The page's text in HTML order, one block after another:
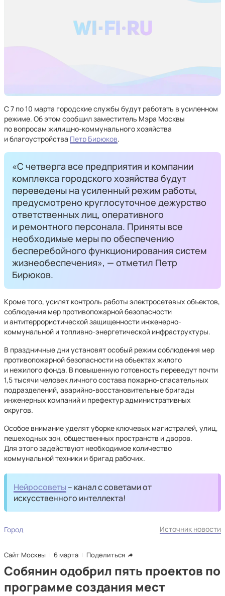
С 7 по 10 марта городские службы будут работать в усиленном
режиме. Об этом сообщил заместитель Мэра Москвы
по вопросам жилищно-коммунального хозяйства
и благоустройства Петр Бирюков.
«С четверга все предприятия и компании
комплекса городского хозяйства будут
переведены на усиленный режим работы,
предусмотрено круглосуточное дежурство
ответственных лиц, оперативного
и ремонтного персонала. Приняты все
необходимые меры по обеспечению
бесперебойного функционирования систем
жизнеобеспечения», — отметил Петр
Бирюков.
Кроме того, усилят контроль работы электросетевых объектов,
соблюдения мер противопожарной безопасности
и антитеррористической защищенности инженерно-
коммунальной и топливно-энергетической инфраструктуры.
В праздничные дни установят особый режим соблюдения мер
противопожарной безопасности на объектах жилого
и нежилого фонда. В повышенную готовность переведут почти
1,5 тысячи человек личного состава пожарно-спасательных
подразделений, аварийно-восстановительные бригады
инженерных компаний и префектур административных
округов.
Особое внимание уделят уборке ключевых магистралей, улиц,
пешеходных зон, общественных пространств и дворов.
Для этого задействуют необходимое количество
коммунальной техники и бригад рабочих.
Нейросоветы – канал с советами от
искусственного интеллекта!
Город Источник новости
Сайт Москвы 6 марта Поделиться
Собянин одобрил пять проектов по
программе создания мест